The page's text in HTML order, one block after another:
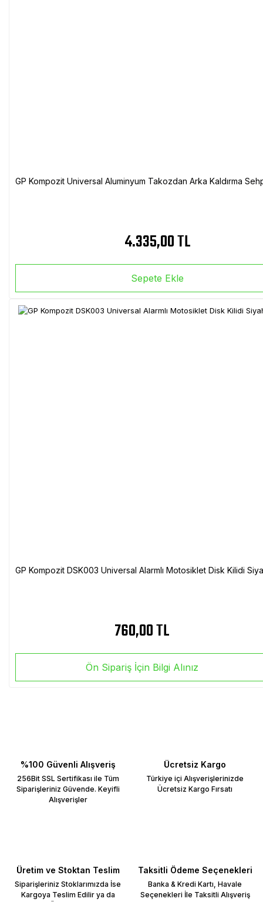
GP Kompozit Universal Aluminyum Takozdan Arka Kaldırma
4.335,00 TL
Sepete Ekle
GP Kompozit DSK003 Universal Alarmlı Motosiklet Disk Kilidi
760,00 TL
Ön Sipariş İçin Bilgi Alınız
%100 Güvenli Alışveriş
256Bit SSL Sertifikası ile Tüm
Siparişleriniz Güvende. Keyifli
Alışverişler
Ücretsiz Kargo
Türkiye içi Alışverişlerinizde
Ücretsiz Kargo Fırsatı
Üretim ve Stoktan Teslim
Siparişleriniz Stoklarımızda İse
Kargoya Teslim Edilir ya da
Taksitli Ödeme Seçenekleri
Banka & Kredi Kartı, Havale
Seçenekleri İle Taksitli Alışveriş